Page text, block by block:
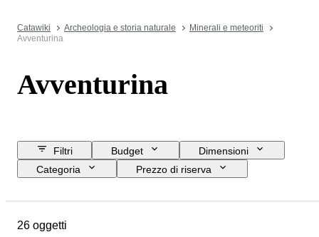
Catawiki Archeologia e storia naturale
Minerali e meteoriti
Avventurina
Avventurina
Filtri Budget
Dimensioni
Categoria
Prezzo di riserva
Minerale
26 oggetti